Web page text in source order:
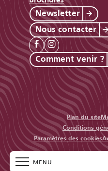
MENU
Newsletter
Nous contacter
Comment venir ?
Plan du site
Conditions
Paramètres des cookies